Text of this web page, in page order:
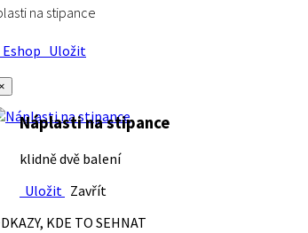
na stipance
Uložit
Náplasti na stipance
klidně dvě balení
Uložit Zavřít
KDE TO SEHNAT